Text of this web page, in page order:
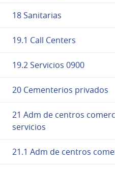
18 Sanitarias
19.1 Call Centers
19.2 Servicios 0900
20 Cementerios privados
21 Adm de centros
servicios
21.1 Adm de centros